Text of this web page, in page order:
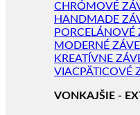
CHRÓMOVÉ
HANDMADE
PORCELÁNOVÉ
MODERNÉ
KREATÍVNE
VIACPÄTICOVÉ
VONKAJŠIE -